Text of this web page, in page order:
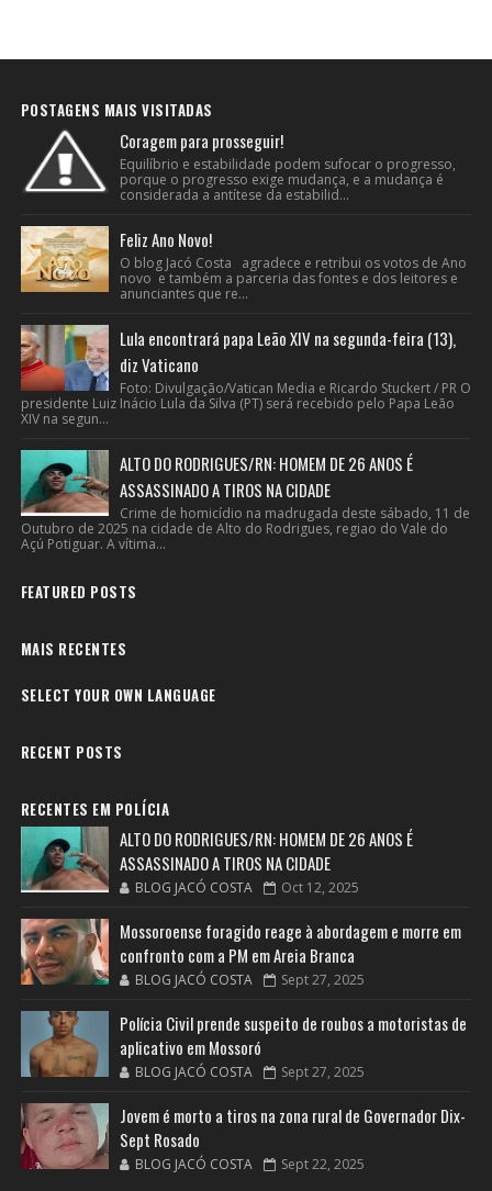
POSTAGENS MAIS VISITADAS
Coragem para prosseguir!
Equilíbrio e estabilidade podem sufocar o progresso,
porque o progresso exige mudança, e a mudança é
considerada a antítese da estabilid...
Feliz Ano Novo!
O blog Jacó Costa agradece e retribui os votos de Ano
novo e também a parceria das fontes e dos leitores e
anunciantes que re...
Lula encontrará papa Leão XIV na segunda-feira (13),
diz Vaticano
Foto: Divulgação/Vatican Media e Ricardo Stuckert / PR O
presidente Luiz Inácio Lula da Silva (PT) será recebido pelo Papa Leão
XIV na segun...
ALTO DO RODRIGUES/RN: HOMEM DE 26 ANOS É
ASSASSINADO A TIROS NA CIDADE
Crime de homicídio na madrugada deste sábado, 11 de
Outubro de 2025 na cidade de Alto do Rodrigues, regiao do Vale do
Açú Potiguar. A vítima...
FEATURED POSTS
MAIS RECENTES
SELECT YOUR OWN LANGUAGE
RECENT POSTS
RECENTES EM POLÍCIA
ALTO DO RODRIGUES/RN: HOMEM DE 26 ANOS É
ASSASSINADO A TIROS NA CIDADE
BLOG JACÓ COSTA Oct 12, 2025
Mossoroense foragido reage à abordagem e morre em
confronto com a PM em Areia Branca
BLOG JACÓ COSTA Sept 27, 2025
Polícia Civil prende suspeito de roubos a motoristas de
aplicativo em Mossoró
BLOG JACÓ COSTA Sept 27, 2025
Jovem é morto a tiros na zona rural de Governador Dix-
Sept Rosado
BLOG JACÓ COSTA Sept 22, 2025